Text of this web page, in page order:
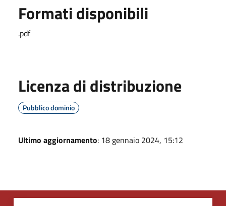
Formati disponibili
.pdf
Licenza di distribuzione
Pubblico dominio
Ultimo aggiornamento: 18 gennaio 2024, 15:12